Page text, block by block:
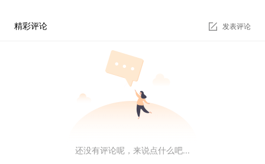
每一个新周期，难度将上升3倍，这意味着平均产出时
间也将上升3倍。由于原子数量没有上限，为此，系统在
第14个周期中（开始编号#16384）设置了一个难度炸
弹，在这之后，每挖出一个，接近于无限难度，相当于原
子NFT的上限是16384。
倍，目前的挖矿成本是0.09ETH。
精彩评论 发表评论
还没有评论呢，来说点什么吧...